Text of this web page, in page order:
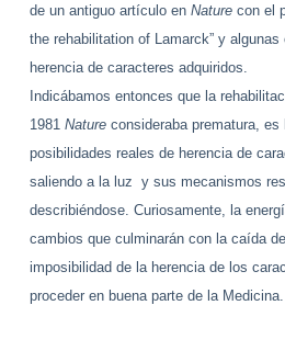
de un antiguo artículo en Naturecon el
the rehabilitation of Lamarck” y
herencia de caracteres adquiridos.
Indicábamos entonces que la
1981 Natureconsideraba prematura,
posibilidades reales de herencia de
saliendo a la luz y sus mecanismos
describiéndose. Curiosamente, la
cambios que culminarán con la caída
imposibilidad de la herencia de los
proceder en buena parte de la Medicina.